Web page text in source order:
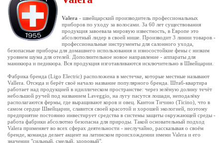
Valera - швейцарский производитель профессиональных
приборов по уходу за волосами. За 60 лет существования
продукция завоевала мировую известность, в Европе это
абсолютный лидер в своей нише. Производит 3 линии товаров -
профессиональные инструменты для салонного ухода,
безопасные приборы для домашнего использования и износостойкие фены с низким
уровнем шума для отелей. Дополнительное новое направление - аппараты для
маникюра и педикюра. Вся продукция изготавливаются исключительно в Швейцарии.
Фабрика бренда (Ligo Electric) расположена в местечке, которые местные называют
Vallera. Отсюда и берёт своё начало название популярного бренда. Штаб-квартира
работает над продукцией в идиллическом пространстве: через зелёную долину течёт
небольшой ручей под названием Laveggio, на лугу пасутся лошади, неподалёку
располагаются фермы, где выращивают коров и овец. Кантон Тичино (Ticino), что в
самом сердце Швейцарии, славится своей красотой и хорошей экологией, поэтому
предприятие постоянно инвестирует средства в системы защиты окружающей среды -
работа фабрики абсолютно безопасна для природы. Такой основательный подход
Valera применяет во всех сферах деятельности - неслучайно, рассказывая о своём
бренде, команда делает акцент на латинском происхождении имени Valera и его
значении "сильный, смелый, здоровый".